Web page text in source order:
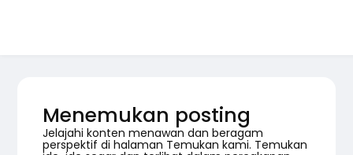
Menemukan posting
Jelajahi konten menawan dan beragam
perspektif di halaman Temukan kami. Temukan